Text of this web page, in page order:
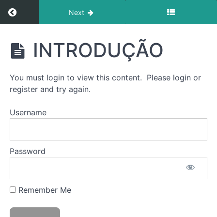
Return to course: [PT] Castrol Bite-Size
Next
[PT]
Castrol
Bite-Size
Inclusão
Grades
INTRODUÇÃO
Quiz
INTRODUÇÃO
You must login to view this content. Please login or
register and try again.
Username
Password
Remember Me